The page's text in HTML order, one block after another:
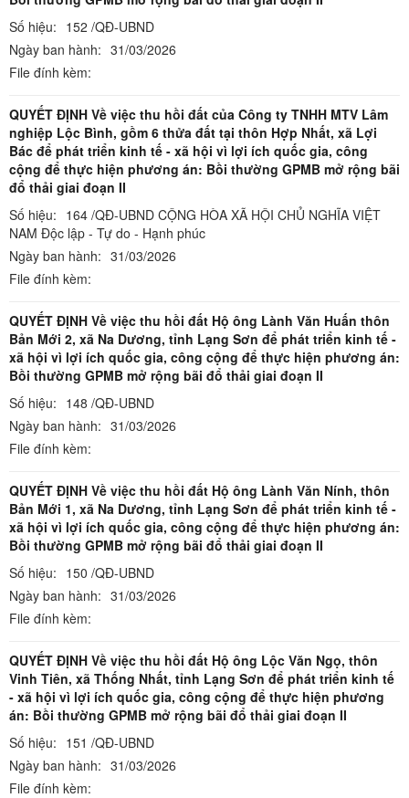
Số hiệu: 152 /QĐ-UBND
Ngày ban hành: 31/03/2026
File đính kèm:
QUYẾT ĐỊNH Về việc thu hồi đất của Công ty TNHH MTV Lâm
nghiệp Lộc Bình, gồm 6 thửa đất tại thôn Hợp Nhất, xã Lợi
Bác để phát triển kinh tế - xã hội vì lợi ích quốc gia, công
cộng để thực hiện phương án: Bồi thường GPMB mở rộng bãi
đổ thải giai đoạn II
Số hiệu: 164 /QĐ-UBND CỘNG HÒA XÃ HỘI CHỦ NGHĨA VIỆT
NAM Độc lập - Tự do - Hạnh phúc
Ngày ban hành: 31/03/2026
File đính kèm:
QUYẾT ĐỊNH Về việc thu hồi đất Hộ ông Lành Văn Huấn thôn
Bản Mới 2, xã Na Dương, tỉnh Lạng Sơn để phát triển kinh tế -
xã hội vì lợi ích quốc gia, công cộng để thực hiện phương án:
Bồi thường GPMB mở rộng bãi đổ thải giai đoạn II
Số hiệu: 148 /QĐ-UBND
Ngày ban hành: 31/03/2026
File đính kèm:
QUYẾT ĐỊNH Về việc thu hồi đất Hộ ông Lành Văn Nính, thôn
Bản Mới 1, xã Na Dương, tỉnh Lạng Sơn để phát triển kinh tế -
xã hội vì lợi ích quốc gia, công cộng để thực hiện phương án:
Bồi thường GPMB mở rộng bãi đổ thải giai đoạn II
Số hiệu: 150 /QĐ-UBND
Ngày ban hành: 31/03/2026
File đính kèm:
QUYẾT ĐỊNH Về việc thu hồi đất Hộ ông Lộc Văn Ngọ, thôn
Vinh Tiên, xã Thống Nhất, tỉnh Lạng Sơn để phát triển kinh tế
- xã hội vì lợi ích quốc gia, công cộng để thực hiện phương
án: Bồi thường GPMB mở rộng bãi đổ thải giai đoạn II
Số hiệu: 151 /QĐ-UBND
Ngày ban hành: 31/03/2026
File đính kèm: